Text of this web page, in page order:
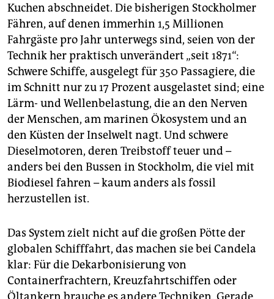
Kuchen abschneidet. Die bisherigen Stockholmer
Fähren, auf denen immerhin 1,5 Millionen
Fahrgäste pro Jahr unterwegs sind, seien von der
Technik her praktisch unverändert „seit 1871“:
Schwere Schiffe, ausgelegt für 350 Passagiere, die
im Schnitt nur zu 17 Prozent ausgelastet sind; eine
Lärm- und Wellenbelastung, die an den Nerven
der Menschen, am marinen Ökosystem und an
den Küsten der Inselwelt nagt. Und schwere
Dieselmotoren, deren Treibstoff teuer und –
anders bei den Bussen in Stockholm, die viel mit
Biodiesel fahren – kaum anders als fossil
herzustellen ist.
Das System zielt nicht auf die großen Pötte der
globalen Schifffahrt, das machen sie bei Candela
klar: Für die Dekarbonisierung von
Containerfrachtern, Kreuzfahrtschiffen oder